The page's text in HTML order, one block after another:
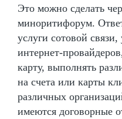
Это можно сделать
миноритифорум.
услуги сотовой
интернет-
карту, выполнять
на счета или карты
различных
имеются договорные